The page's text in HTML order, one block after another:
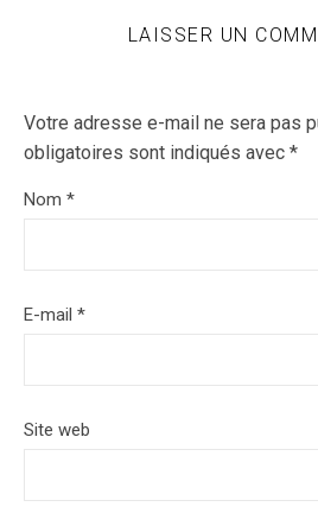
LAISSER UN
Votre adresse e-mail ne sera pas
obligatoires sont indiqués avec *
Nom *
E-mail *
Site web